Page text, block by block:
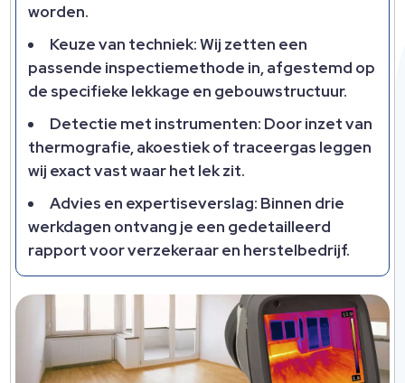
worden.
Keuze van techniek: Wij zetten een
passende inspectiemethode in, afgestemd op
de specifieke lekkage en gebouwstructuur.
Detectie met instrumenten: Door inzet van
thermografie, akoestiek of traceergas leggen
wij exact vast waar het lek zit.
Advies en expertiseverslag: Binnen drie
werkdagen ontvang je een gedetailleerd
rapport voor verzekeraar en herstelbedrijf.